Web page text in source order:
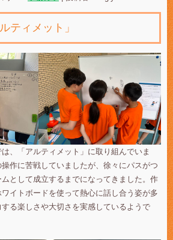
ティメット」
、「アルティメット」に取り組んでいま
作に苦戦していましたが、徐々にパスがつ
として成立するまでになってきました。作
イトボードを使って熱心に話し合う姿が多
る楽しさや大切さを実感しているようで